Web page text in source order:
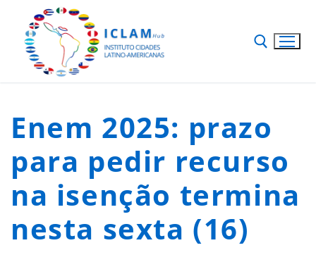
Enem 2025: prazo
para pedir recurso
na isenção termina
nesta sexta (16)